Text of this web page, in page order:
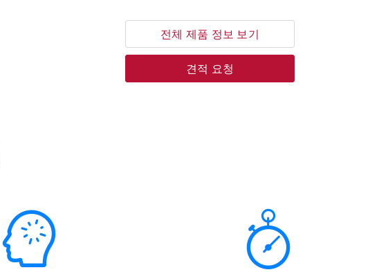
전체 제품 정보 보기
견적 요청